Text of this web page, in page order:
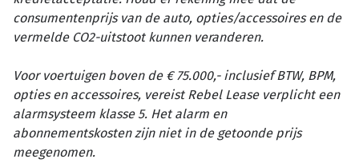
consumentenprijs van de auto, opties/accessoires en de
vermelde CO2-uitstoot kunnen veranderen.
Voor voertuigen boven de € 75.000,- inclusief BTW, BPM,
opties en accessoires, vereist Rebel Lease verplicht een
alarmsysteem klasse 5. Het alarm en
abonnementskosten zijn niet in de getoonde prijs
meegenomen.